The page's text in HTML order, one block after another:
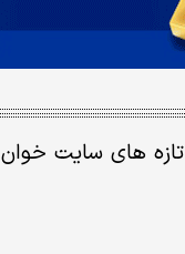
تازه های سایت خوان